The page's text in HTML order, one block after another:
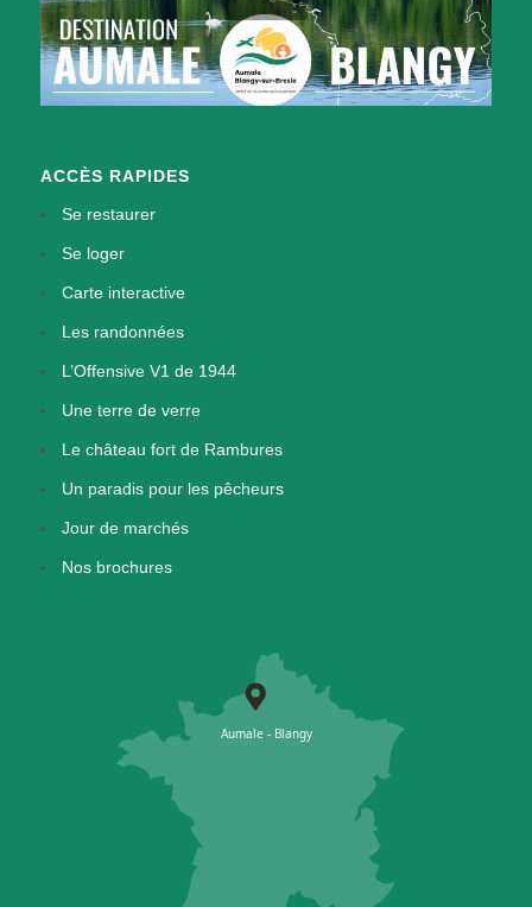
ACCÈS RAPIDES
Se restaurer
Se loger
Carte interactive
Les randonnées
L’Offensive V1 de 1944
Une terre de verre
Le château fort de Rambures
Un paradis pour les pêcheurs
Jour de marchés
Nos brochures